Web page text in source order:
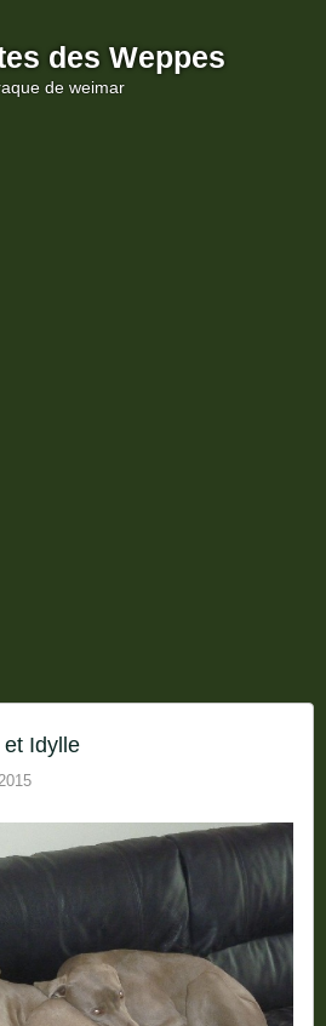
des Weppes
de weimar
et Idylle